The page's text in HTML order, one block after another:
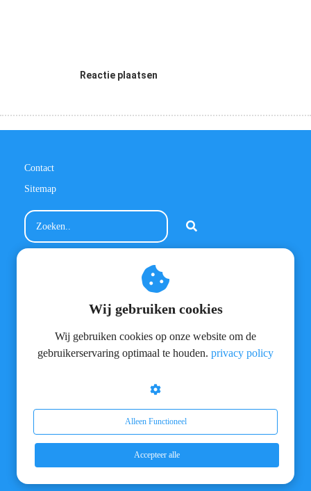
Reactie plaatsen
Contact
Sitemap
Meienvoort 36
info@meneervloer.nl
+31(0)628800301
BTW nummer: NL810227861B02
Meneervloer op Facebook
Wij gebruiken cookies
Wij gebruiken cookies op onze website om de
gebruikerservaring optimaal te houden. privacy policy
Alleen Functioneel
Accepteer alle